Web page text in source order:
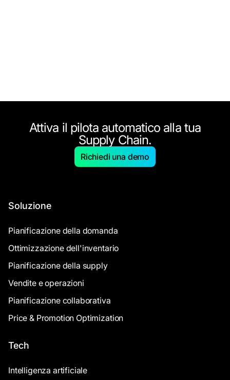
Attiva il pilota automatico alla tua
Supply Chain.
Richiedi una demo
Soluzione
Pianificazione della domanda
Ottimizzazione dell'inventario
Pianificazione della supply
Vendite e operazioni
Pianificazione collaborativa
Price & Promotion Optimization
Tech
Intelligenza artificiale